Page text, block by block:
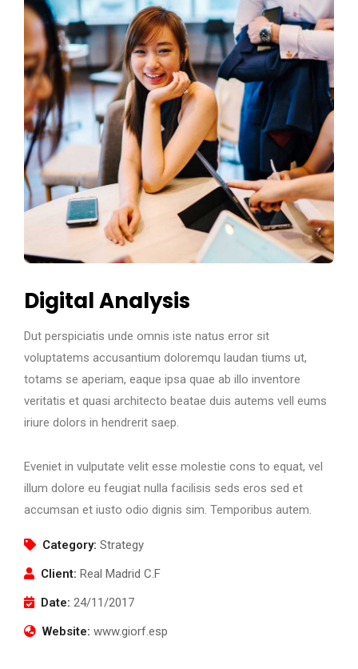
Digital Analysis
Dut perspiciatis unde omnis iste natus error sit
voluptatems accusantium doloremqu laudan tiums ut,
totams se aperiam, eaque ipsa quae ab illo inventore
veritatis et quasi architecto beatae duis autems vell eums
iriure dolors in hendrerit saep.
Eveniet in vulputate velit esse molestie cons to equat, vel
illum dolore eu feugiat nulla facilisis seds eros sed et
accumsan et iusto odio dignis sim. Temporibus autem.
Category: Strategy
Client: Real Madrid C.F
Date: 24/11/2017
Website: www.giorf.esp